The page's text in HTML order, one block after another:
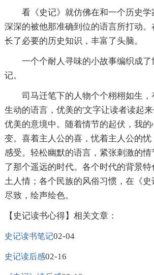
看《史记》就仿佛在和一个历史学
深深的被他那准确到位的语言所打动
长了必要的历史知识，丰富了头脑。
一个个耐人寻味的小故事编织成了
记。
司马迁笔下的人物个个栩栩如生，
生动的语言，优美的'文字让读者读起
优美的意境中。随着情节的起伏，我
变。喜着主人公的喜，忧着主人公的
感受。轻松幽默的语言，紧张刺激的情
了那个遥远的时代。各个时代的背景
土人情；各个民族的风俗习惯，在《
尽致，绘声绘色。
【史记读书心得】相关文章：
史记读书笔记02-04
史记读后感02-16